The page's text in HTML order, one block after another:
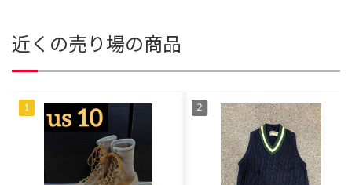
近くの売り場の商品